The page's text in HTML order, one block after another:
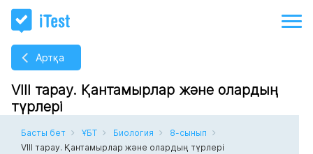
Артқа
VIII тарау. Қантамырлар және олардың
түрлері
Басты бет ҰБТ Биология
8-сынып
VIII тарау. Қантамырлар және олардың түрлері